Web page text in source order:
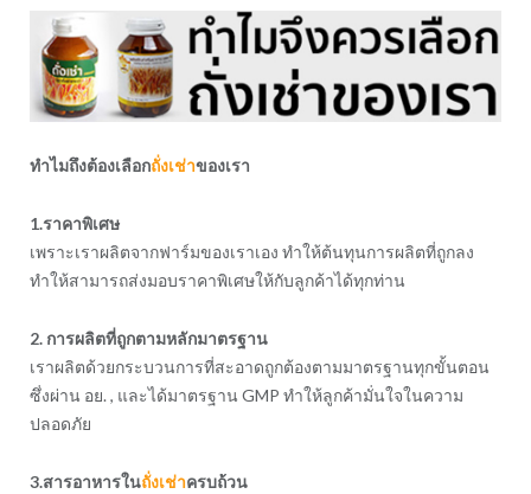
ทำไมถึงต้องเลือกถั่งเช่าของเรา
1.ราคาพิเศษ
เพราะเราผลิตจากฟาร์มของเราเอง ทำให้ต้นทุนการผลิตที่ถูกลง
ทำให้สามารถส่งมอบราคาพิเศษให้กับลูกค้าได้ทุกท่าน
2. การผลิตที่ถูกตามหลักมาตรฐาน
เราผลิตด้วยกระบวนการที่สะอาดถูกต้องตามมาตรฐานทุกขั้นตอน
ซึ่งผ่าน อย. , และได้มาตรฐาน GMP ทำให้ลูกค้ามั่นใจในความ
ปลอดภัย
3.สารอาหารในถั่งเช่าครบถ้วน